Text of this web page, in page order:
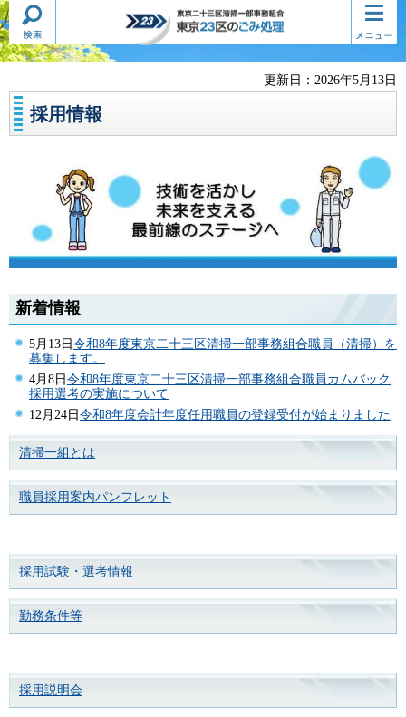
東京二十三区清掃一部事務組合
東京23区のごみ処理
検索・
共通メ
ニュー
コンテ
ンツメ
ニュー
更新日：2026年5月13日
採用情報
新着情報
5月13日 令和8年度東京二十三区清掃一部事務組合職員（清掃）を
募集します。
4月8日 令和8年度東京二十三区清掃一部事務組合職員カムバック
採用選考の実施について
12月24日 令和8年度会計年度任用職員の登録受付が始まりました
清掃一組とは
職員採用案内パンフレット
採用試験・選考情報
勤務条件等
採用説明会